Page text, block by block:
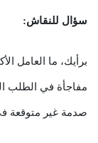
سؤال للنقاش:
مفاجأة في الطلب
صدمة غير متوقعة